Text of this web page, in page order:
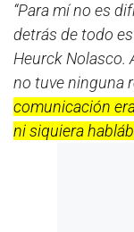
“Para mí no es
detrás de todo
Heurck Nolasco.
no tuve ninguna
comunicación
ni siquiera